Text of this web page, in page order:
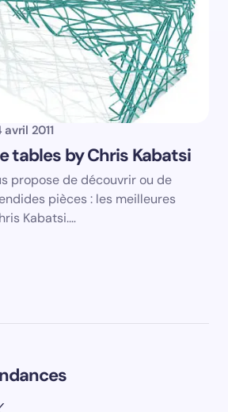
avril 2011
tables by Chris Kabatsi
propose de découvrir ou de
pièces : les meilleures
Kabatsi.…